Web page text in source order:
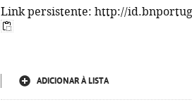
Link persistente: http://
ADICIONAR À LISTA